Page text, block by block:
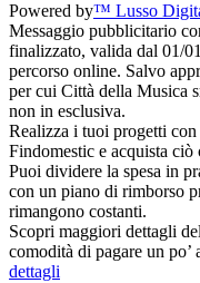
Powered by™ Lusso
Messaggio pubblicitario
finalizzato, valida dal 01/
percorso online. Salvo
per cui Città della Musica
non in esclusiva.
Realizza i tuoi progetti
Findomestic e acquista
Puoi dividere la spesa in
con un piano di rimborso
rimangono costanti.
Scopri maggiori dettagli
comodità di pagare un
dettagli